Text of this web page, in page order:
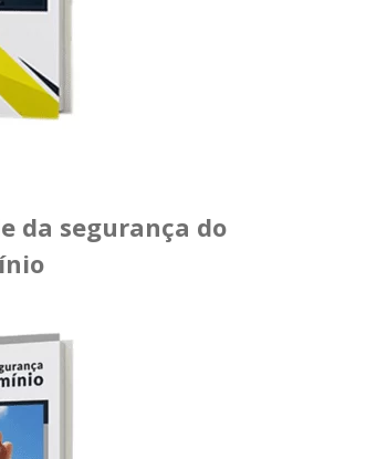
da segurança do